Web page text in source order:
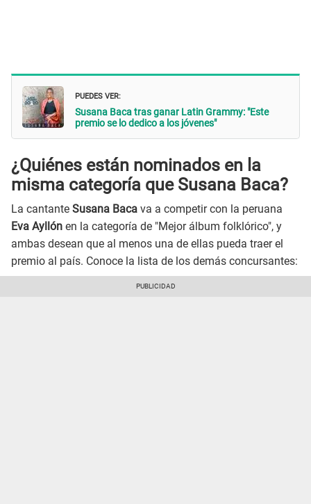
PUEDES VER:
Susana Baca tras ganar Latin Grammy: "Este
premio se lo dedico a los jóvenes"
¿Quiénes están nominados en la
misma categoría que Susana Baca?
La cantante Susana Baca va a competir con la peruana
Eva Ayllón en la categoría de "Mejor álbum folklórico", y
ambas desean que al menos una de ellas pueda traer el
premio al país. Conoce la lista de los demás concursantes: